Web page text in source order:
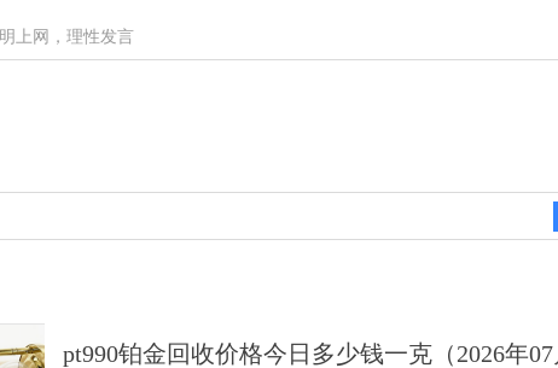
上网，理性发言
pt990铂金回收价格今日多少钱一克（2026年07